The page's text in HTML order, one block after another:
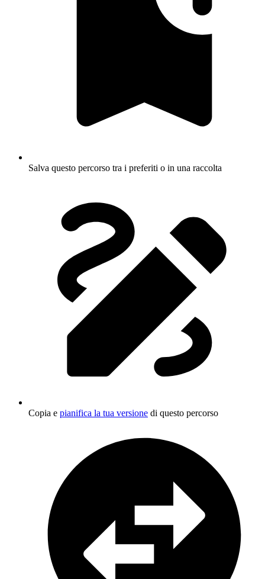
Salva questo percorso tra i preferiti o in una raccolta
Copia e pianifica la tua versione di questo percorso